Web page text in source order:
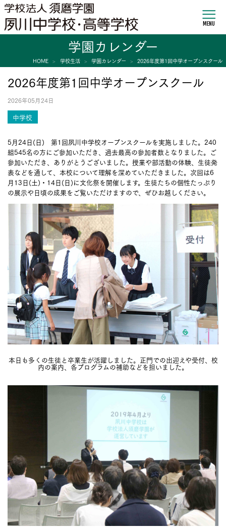
MENU
学園カレンダー
HOME 学校生活 学園カレンダー 2026年度第1回中学オープンスクール
2026年度第1回中学オープンスクール
2026年05月24日
中学校
5月24日(日) 第1回夙川中学校オープンスクールを実施しました。240
組545名の方にご参加いただき、過去最高の参加者数となりました。ご
参加いただき、ありがとうございました。授業や部活動の体験、生徒発
表などを通して、本校について理解を深めていただきました。次回は6
月13日(土)・14日(日)に文化祭を開催します。生徒たちの個性たっぷり
の展示や日頃の成果をご覧いただけますので、ぜひお越しください。
本日も多くの生徒と卒業生が活躍しました。正門での出迎えや受付、校
内の案内、各プログラムの補助などを担いました。